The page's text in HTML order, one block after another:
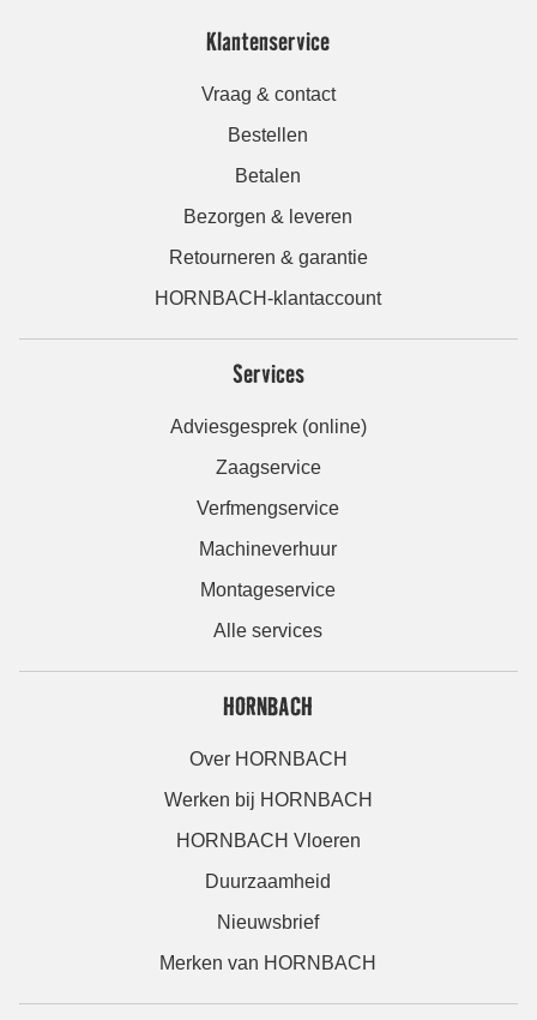
Klantenservice
Vraag & contact
Bestellen
Betalen
Bezorgen & leveren
Retourneren & garantie
HORNBACH-klantaccount
Services
Adviesgesprek (online)
Zaagservice
Verfmengservice
Machineverhuur
Montageservice
Alle services
HORNBACH
Over HORNBACH
Werken bij HORNBACH
HORNBACH Vloeren
Duurzaamheid
Nieuwsbrief
Merken van HORNBACH